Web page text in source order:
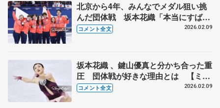
北京から4年、みんなでメダル狙い挑
んだ団体戦 坂本花織「本当にすばら
しい選手ばっか」【ミラノ五輪団体戦
コメント全文 2026.02.09
坂本花織 、鍵山優真と分かち合った重
圧 団体戦が好きな理由とは 【ミラ
ノ五輪団体女子フリー後】
コメント全文 2026.02.09